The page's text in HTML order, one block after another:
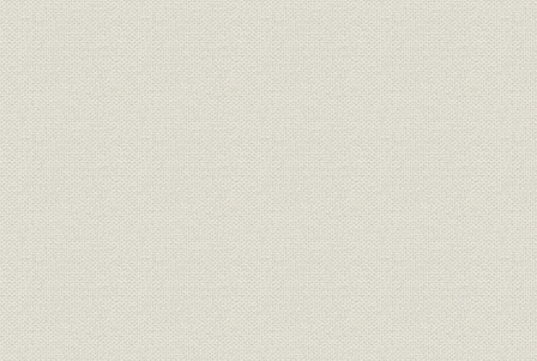
沿革
昭和55年(1980年)~平成15年
(2003年)
平成2年
(2003年)